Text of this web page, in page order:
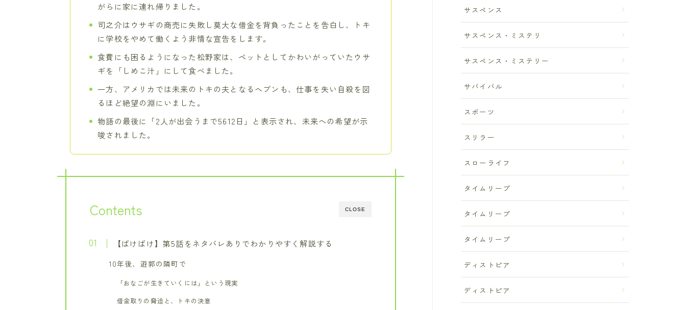
がらに家に連れ帰りました。
司之介はウサギの商売に失敗し莫大な借金を背負ったことを告白し、トキ
に学校をやめて働くよう非情な宣告をします。
食費にも困るようになった松野家は、ペットとしてかわいがっていたウサ
ギを「しめこ汁」にして食べました。
一方、アメリカでは未来のトキの夫となるヘブンも、仕事を失い自殺を図
るほど絶望の淵にいました。
物語の最後に「2人が出会うまで5612日」と表示され、未来への希望が示
唆されました。
CLOSE
Contents
【ばけばけ】第5話をネタバレありでわかりやすく解説する
10年後、遊郭の隣町で
「おなごが生きていくには」という現実
借金取りの脅迫と、トキの決意
サスペンス
サスペンス・ミステリ
サスペンス・ミステリー
サバイバル
スポーツ
スリラー
スローライフ
タイムリープ
タイムリープ
タイムリープ
ディストピア
ディストピア